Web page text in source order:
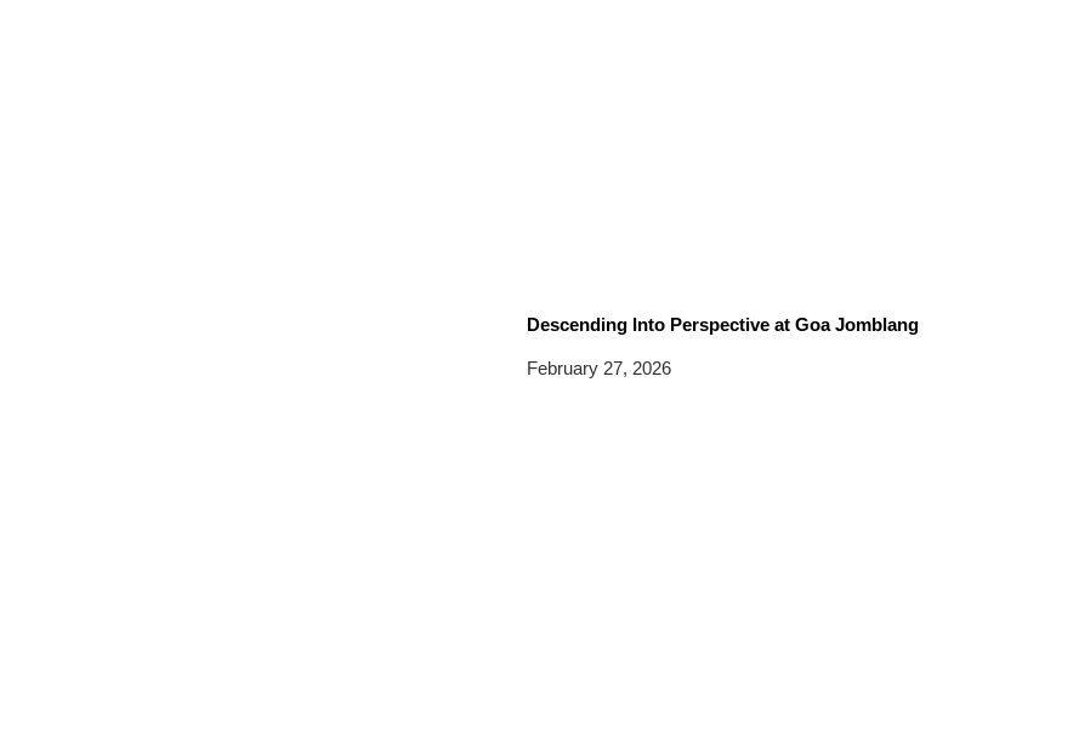
Descending Into Perspective at Goa Jomblang
February 27, 2026